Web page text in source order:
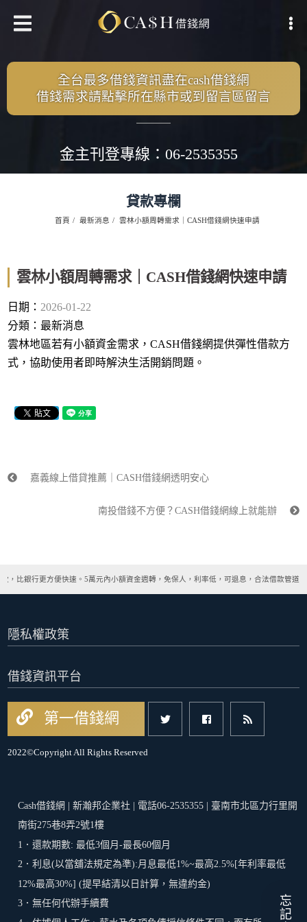
全台最多借錢資訊盡在cash借錢網
借錢需求請點擊所在縣市或到留言區留言
金主刊登專線：06-2535355
首頁 最新消息 雲林小額周轉需求｜CASH借錢網快速申請
雲林小額周轉需求｜CASH借錢網快速申請
日期： 2026-01-22
分類： 最新消息
雲林地區若有小額資金需求，CASH借錢網提供彈性借款方
式，協助使用者即時解決生活開銷問題。
嘉義線上借貸推薦｜CASH借錢網透明安心
南投借錢不方便？CASH借錢網線上就能辦
貸款專欄
，比銀行更方便快速。5萬元內小額資金週轉，免保人，利率低，可退息，合法借款管
隱私權政策
借錢資訊平台
第一借錢網
2022©Copyright All Rights Reserved
Cash借錢網 | 新瀚邦企業社 | 電話06-2535355 | 臺南市北區力行里開
南街275巷8弄2號1樓
1．還款期數: 最低3個月-最長60個月
2．利息(以當舖法規定為準):月息最低1%~最高2.5%[年利率最低
12%最高30%] (提早結清以日計算，無違約金)
3．無任何代辦手續費